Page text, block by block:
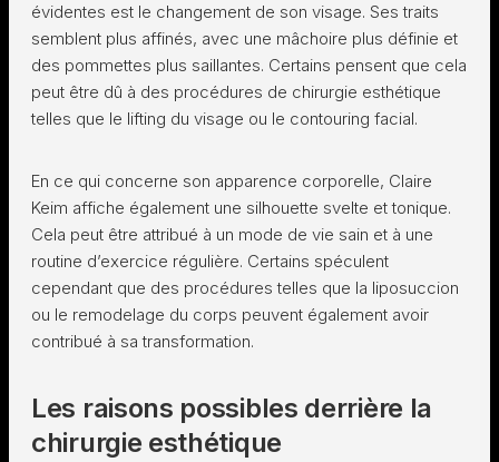
évidentes est le changement de son visage. Ses traits
semblent plus affinés, avec une mâchoire plus définie et
des pommettes plus saillantes. Certains pensent que cela
peut être dû à des procédures de chirurgie esthétique
telles que le lifting du visage ou le contouring facial.
En ce qui concerne son apparence corporelle, Claire
Keim affiche également une silhouette svelte et tonique.
Cela peut être attribué à un mode de vie sain et à une
routine d’exercice régulière. Certains spéculent
cependant que des procédures telles que la liposuccion
ou le remodelage du corps peuvent également avoir
contribué à sa transformation.
Les raisons possibles derrière la
chirurgie esthétique